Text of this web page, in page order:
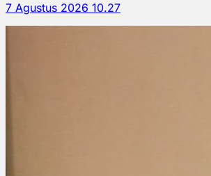
7 Agustus 2026 10.27